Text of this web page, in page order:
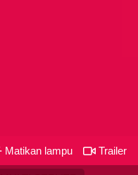
Matikan lampu Trailer